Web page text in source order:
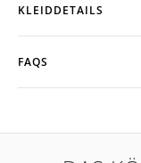
KLEIDDETAILS
FAQS